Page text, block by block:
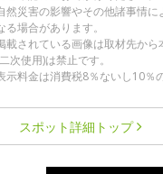
然災害の影響やその他諸事情に
る場合があります。
載されている画像は取材先から
次使用)は禁止です。
示料金は消費税8％ないし10％
スポット詳細 トップ